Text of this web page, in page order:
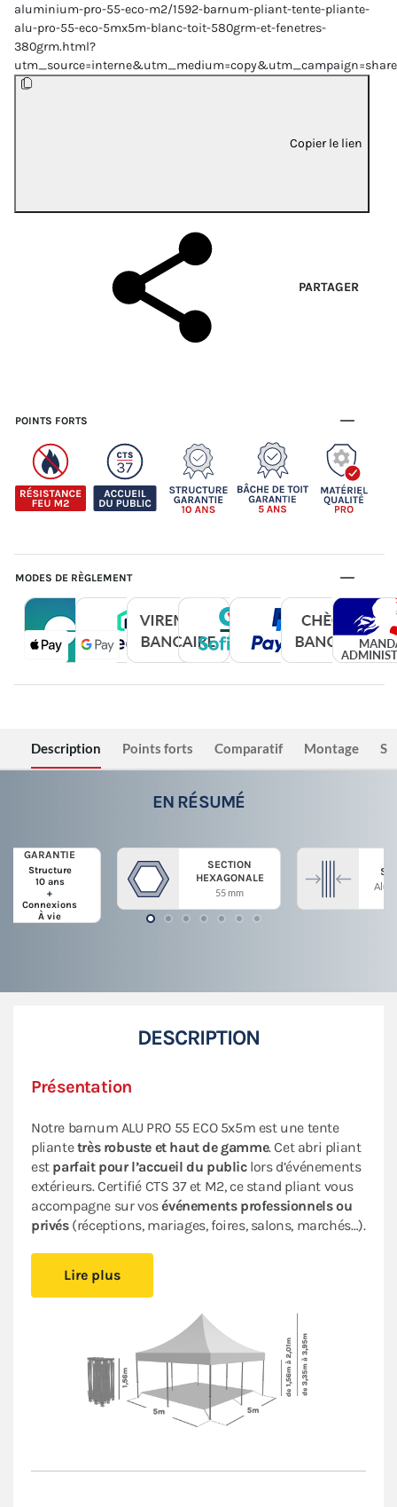
aluminium-pro-55-eco-m2/1592-barnum-pliant-tente-pliante-
alu-pro-55-eco-5mx5m-blanc-toit-580grm-et-fenetres-
380grm.html?
Copier le lien
PARTAGER
POINTS FORTS
MODES DE RÈGLEMENT
Description Points forts Comparatif Montage
EN RÉSUMÉ
GARANTIE
Structure
10 ans
+
Connexions
À vie
SECTION
HEXAGONALE
55 mm
DESCRIPTION
Présentation
Notre barnum ALU PRO 55 ECO 5x5m est une tente
pliantetrès robuste et haut de gamme. Cet abri pliant
estparfait pour l’accueil du publiclors d’événements
extérieurs.Certifié CTS 37 et M2, ce stand pliant vous
accompagne sur vosévénements professionnels ou
privés (réceptions, mariages, foires, salons, marchés…).
installer rapidement sans avoir besoin d’outil. Cette
tonnelle pliante très performante offre une
esthétique professionnelle
matériaux de qualité supérieure utilisés garantissent
la longévitéde votre tente pliante.
Sa bâche en PVC épais de 580 g/m² est aussi
résistante et imperméable
que celles des remorques
utilisationintensive.
Lire plus